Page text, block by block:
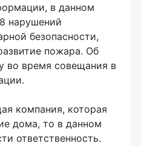
в данном
нарушений
безопасности,
пожара. Об
во время совещания в
компания, которая
дома, то в данном
ответственность.